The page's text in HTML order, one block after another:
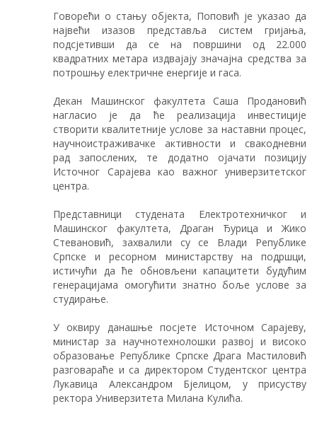
Говорећи о стању објекта, Поповић је указао да
највећи изазов представља систем гријања,
подсјетивши да се на површини од 22.000
квадратних метара издвајају значајна средства за
потрошњу електричне енергије и гаса.
Декан Машинског факултета Саша Продановић
нагласио је да ће реализација инвестиције
створити квалитетније услове за наставни процес,
научноистраживачке активности и свакодневни
рад запослених, те додатно ојачати позицију
Источног Сарајева као важног универзитетског
центра.
Представници студената Електротехничког и
Машинског факултета, Драган Ђурица и Жико
Стевановић, захвалили су се Влади Републике
Српске и ресорном министарству на подршци,
истичући да ће обновљени капацитети будућим
генерацијама омогућити знатно боље услове за
студирање.
У оквиру данашње посјете Источном Сарајеву,
министар за научнотехнолошки развој и високо
образовање Републике Српске Драга Мастиловић
разговараће и са директором Студентског центра
Лукавица Александром Бјелицом, у присуству
ректора Универзитета Милана Кулића.